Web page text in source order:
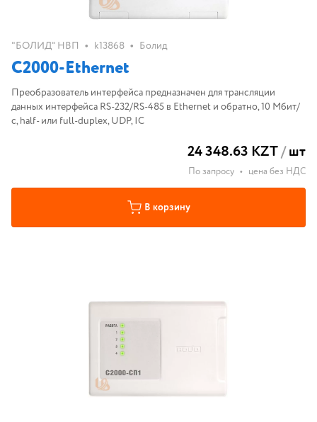
"БОЛИД" НВП • k13868 • Болид
С2000-Ethernet
Преобразователь интерфейса предназначен для трансляции
данных интерфейса RS-232/RS-485 в Ethernet и обратно, 10 Мбит/
с, half- или full-duplex, UDP, IC
24 348.63 KZT/шт
По запросу • цена без НДС
В корзину